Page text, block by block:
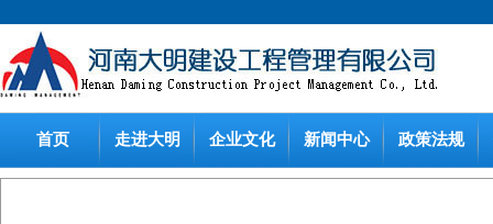
首页 走进大明 企业文化 新闻中心 政策法规